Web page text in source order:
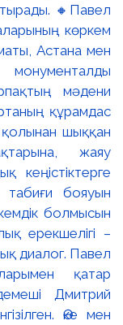
🔸Павел
көркем
Астана мен
мәдени
құрамдас
шыққан
жаяу
кеңістіктерге
табиғи бояуын
болмысын
ерекшелігі –
диалог. Павел
қатар
Дмитрий
Әке мен